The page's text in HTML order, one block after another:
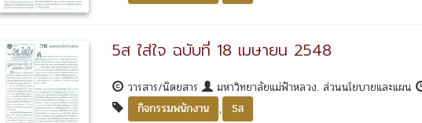
5ส ใส่ใจ ฉบับที่ 18 เมษายน 2548
วารสาร/นิตยสาร มหาวิทยาลัยแม่ฟ้าหลวง. ส่วนนโยบายและแผน
กิจกรรมพนักงาน
, 5ส